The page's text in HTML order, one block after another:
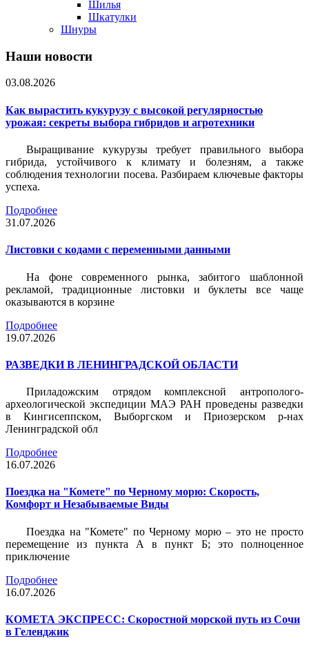
Шилья
Шкатулки
Шнуры
Наши новости
03.08.2026
Как вырастить кукурузу с высокой регулярностью
урожая: секреты выбора гибридов и агротехники
Выращивание кукурузы требует правильного выбора
гибрида, устойчивого к климату и болезням, а также
соблюдения технологии посева. Разбираем ключевые факторы
успеха.
Подробнее
31.07.2026
Листовки c кодами с переменными данными
На фоне современного рынка, забитого шаблонной
рекламой, традиционные листовки и буклеты все чаще
оказываются в корзине
Подробнее
19.07.2026
РАЗВЕДКИ В ЛЕНИНГРАДСКОЙ ОБЛАСТИ
Приладожским отрядом комплексной антрополого-
археологической экспедиции МАЭ РАН проведены разведки
в Кингисеппском, Выборгском и Приозерском р-нах
Ленинградской обл
Подробнее
16.07.2026
Поездка на "Комете" по Черному морю: Скорость,
Комфорт и Незабываемые Виды
Поездка на "Комете" по Черному морю – это не просто
перемещение из пункта А в пункт Б; это полноценное
приключение
Подробнее
16.07.2026
КОМЕТА ЭКСПРЕСС: Скоростной морской путь из Сочи
в Геленджик